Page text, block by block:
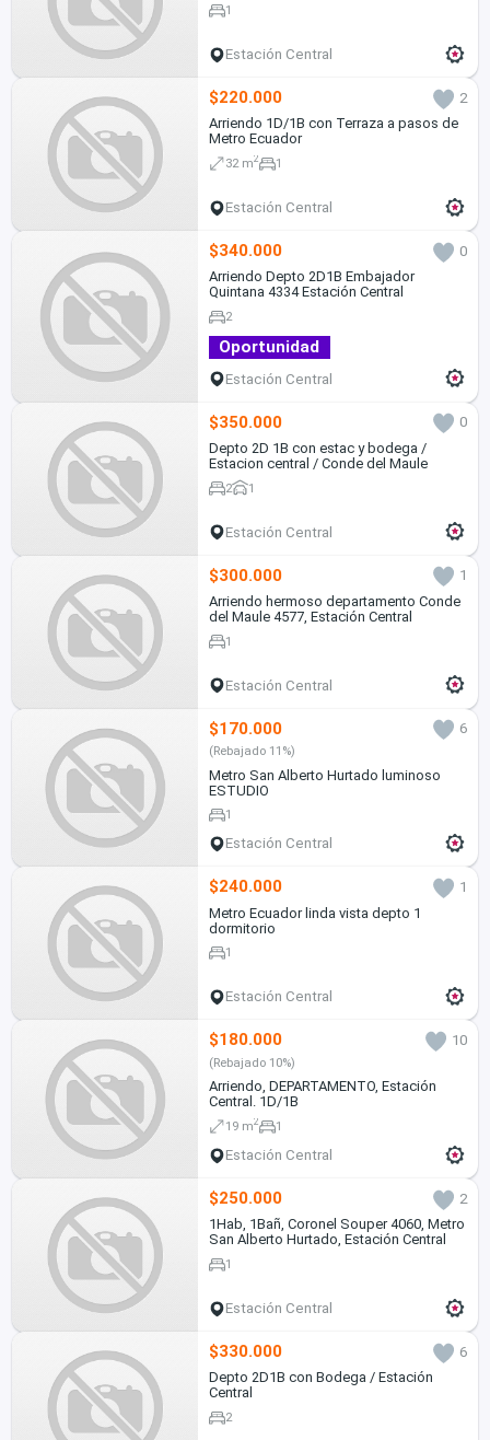
1
Estación Central
$220.000
2
Arriendo 1D/1B con Terraza a pasos de
Metro Ecuador
32 m2 1
Estación Central
$340.000
0
Arriendo Depto 2D1B Embajador
Quintana 4334 Estación Central
2
Oportunidad
Estación Central
$350.000
0
Depto 2D 1B con estac y bodega /
Estacion central / Conde del Maule
2 1
Estación Central
$300.000
1
Arriendo hermoso departamento Conde
del Maule 4577, Estación Central
1
Estación Central
$170.000 6
(Rebajado 11%)
Metro San Alberto Hurtado luminoso
ESTUDIO
1
Estación Central
$240.000
1
Metro Ecuador linda vista depto 1
dormitorio
1
Estación Central
$180.000 10
(Rebajado 10%)
Arriendo, DEPARTAMENTO, Estación
Central. 1D/1B
19 m2 1
Estación Central
$250.000
2
1Hab, 1Bañ, Coronel Souper 4060, Metro
San Alberto Hurtado, Estación Central
1
Estación Central
$330.000
6
Depto 2D1B con Bodega / Estación
Central
2